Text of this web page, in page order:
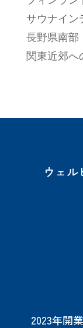
サウナイン
長野県南部
関東近郊へ
ウェ
2023年開